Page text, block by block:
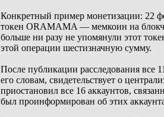
Конкретный пример монетизации: 22
токен ORAMAMA — мемкоин на
больше ни разу не упомянули этот
этой операции шестизначную сумму.
После публикации расследования все
его словам, свидетельствует о
приостановил все 16 аккаунтов,
был проинформирован об этих